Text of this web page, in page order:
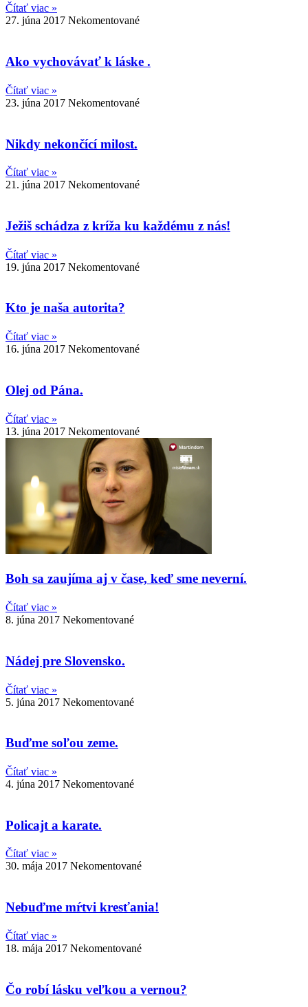
Čítať viac »
27. júna 2017 Nekomentované
Ako vychovávať k láske .
Čítať viac »
23. júna 2017 Nekomentované
Nikdy nekončící milost.
Čítať viac »
21. júna 2017 Nekomentované
Ježiš schádza z kríža ku každému z nás!
Čítať viac »
19. júna 2017 Nekomentované
Kto je naša autorita?
Čítať viac »
16. júna 2017 Nekomentované
Olej od Pána.
Čítať viac »
13. júna 2017 Nekomentované
Boh sa zaujíma aj v čase, keď sme neverní.
Čítať viac »
8. júna 2017 Nekomentované
Nádej pre Slovensko.
Čítať viac »
5. júna 2017 Nekomentované
Buďme soľou zeme.
Čítať viac »
4. júna 2017 Nekomentované
Policajt a karate.
Čítať viac »
30. mája 2017 Nekomentované
Nebuďme mŕtvi kresťania!
Čítať viac »
18. mája 2017 Nekomentované
Čo robí lásku veľkou a vernou?